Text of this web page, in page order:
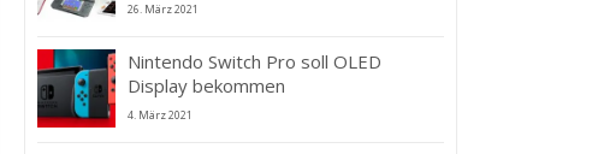
26. März 2021
Nintendo Switch Pro soll OLED
Display bekommen
4. März 2021